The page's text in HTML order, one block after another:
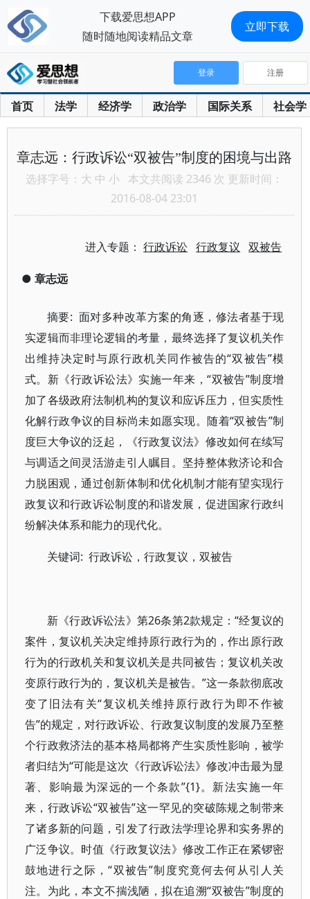
首页 法学 经济学 政治学 国际关系 社会学
登录 注册
章志远：行政诉讼“双被告”制度的困境与出路
选择字号： 大 中 小 本文共阅读 2346 次 更新时间：
2016-08-04 23:01
进入专题：行政诉讼 行政复议 双被告
● 章志远
摘要: 面对多种改革方案的角逐，修法者基于现
实逻辑而非理论逻辑的考量，最终选择了复议机关作
出维持决定时与原行政机关同作被告的“双被告”模
式。新《行政诉讼法》实施一年来，“双被告”制度增
加了各级政府法制机构的复议和应诉压力，但实质性
化解行政争议的目标尚未如愿实现。随着“双被告”制
度巨大争议的泛起，《行政复议法》修改如何在续写
与调适之间灵活游走引人瞩目。坚持整体救济论和合
力脱困观，通过创新体制和优化机制才能有望实现行
政复议和行政诉讼制度的和谐发展，促进国家行政纠
纷解决体系和能力的现代化。
关键词: 行政诉讼，行政复议，双被告
新《行政诉讼法》第26条第2款规定：“经复议的
案件，复议机关决定维持原行政行为的，作出原行政
行为的行政机关和复议机关是共同被告；复议机关改
变原行政行为的，复议机关是被告。”这一条款彻底改
变了旧法有关“复议机关维持原行政行为即不作被
告”的规定，对行政诉讼、行政复议制度的发展乃至整
个行政救济法的基本格局都将产生实质性影响，被学
者归结为“可能是这次《行政诉讼法》修改冲击最为显
著、影响最为深远的一个条款”{1}。新法实施一年
来，行政诉讼“双被告”这一罕见的突破陈规之制带来
了诸多新的问题，引发了行政法学理论界和实务界的
广泛争议。时值《行政复议法》修改工作正在紧锣密
鼓地进行之际，“双被告”制度究竟何去何从引人关
注。为此，本文不揣浅陋，拟在追溯“双被告”制度的
下载爱思想APP
随时随地阅读精品文章
立即下载